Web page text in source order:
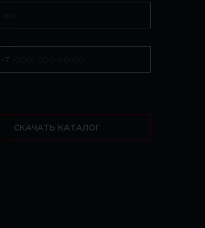
+7
СКАЧАТЬ КАТАЛОГ